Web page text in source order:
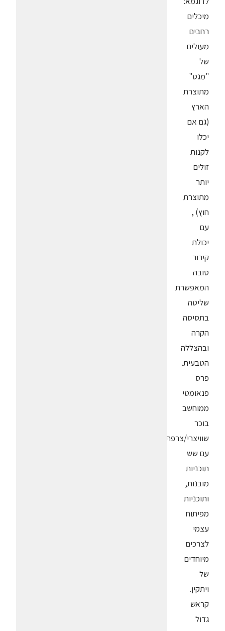
מיכלים
רחבים
מעולים
של
"מגט"
מתוצרת
הארץ
(גם אם
יכלו
לקנות
זולים
יותר
מתוצרת
חוץ) ,
עם
יכולת
קירור
טובה
המאפשרת
שליטה
בתסיסה
הקרה
ובהצללה
הטבעית.
פרס
פנאומטי
ממוחשב
בוכר
שוויצרי/צרפתי
עם שש
תוכניות
מובנות,
ותוכניות
מפיתוח
עצמי
לצרכים
מיוחדים
של
ויתקין.
קראש
גדול